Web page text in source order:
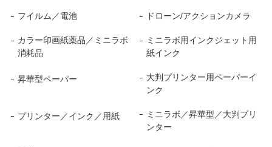
フイルム／電池 ドローン/アクションカメラ
カラー印画紙薬品／ミニラボ
消耗品
ミニラボ用インクジェット用
紙インク
昇華型ペーパー
大判プリンター用ペーパーイ
ンク
プリンター／インク／用紙
ミニラボ／昇華型／大判プリ
ンター